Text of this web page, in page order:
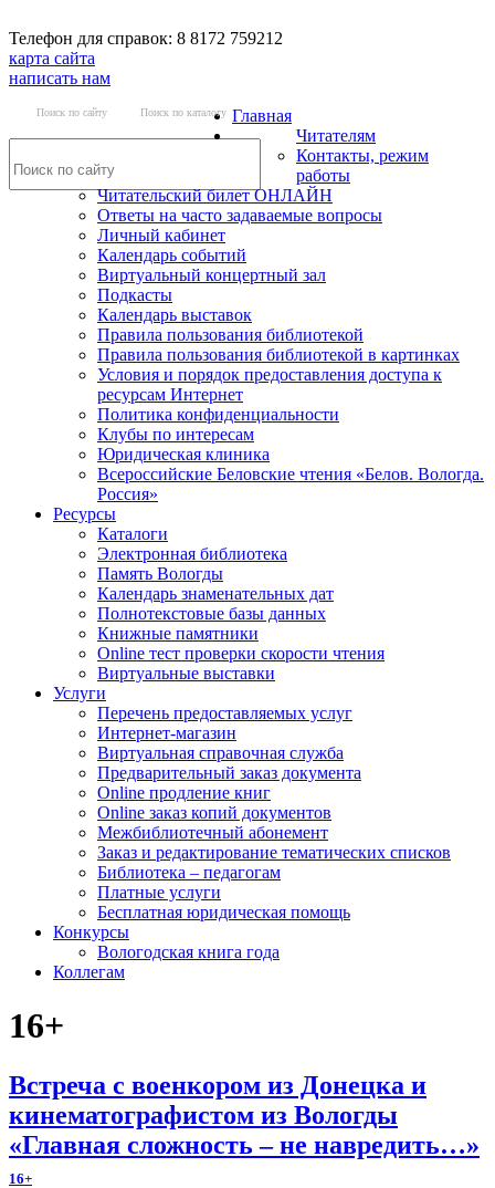
Телефон для справок: 8 8172 759212
карта сайта
написать нам
Поиск по сайту Поиск по каталогу Главная
Читателям
Контакты, режим
работы
Читательский билет ОНЛАЙН
Ответы на часто задаваемые вопросы
Личный кабинет
Календарь событий
Виртуальный концертный зал
Подкасты
Календарь выставок
Правила пользования библиотекой
Правила пользования библиотекой в картинках
Условия и порядок предоставления доступа к
ресурсам Интернет
Политика конфиденциальности
Клубы по интересам
Юридическая клиника
Всероссийские Беловские чтения «Белов. Вологда.
Россия»
Ресурсы
Каталоги
Электронная библиотека
Память Вологды
Календарь знаменательных дат
Полнотекстовые базы данных
Книжные памятники
Online тест проверки скорости чтения
Виртуальные выставки
Услуги
Перечень предоставляемых услуг
Интернет-магазин
Виртуальная справочная служба
Предварительный заказ документа
Online продление книг
Online заказ копий документов
Межбиблиотечный абонемент
Заказ и редактирование тематических списков
Библиотека – педагогам
Платные услуги
Бесплатная юридическая помощь
Конкурсы
Вологодская книга года
Коллегам
16+
Встреча с военкором из Донецка и
кинематографистом из Вологды
«Главная сложность – не навредить…»
16+